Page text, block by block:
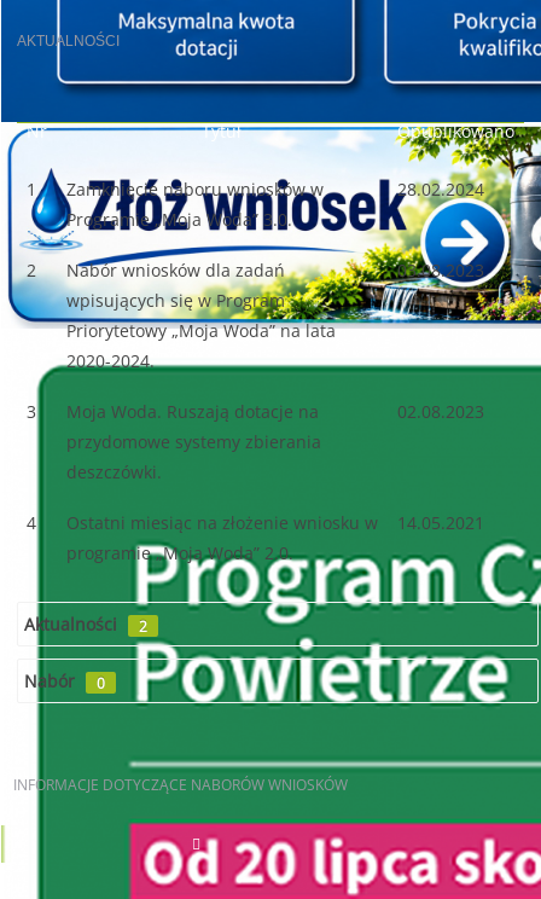
AKTUALNOŚCI
Nr Tytuł Opublikowano
1
Zamknięcie naboru wniosków w
Programie „Moja Woda” 3.0.
28.02.2024
2
Nabór wniosków dla zadań
wpisujących się w Program
Priorytetowy „Moja Woda” na lata
2020-2024.
03.08.2023
3
Moja Woda. Ruszają dotacje na
przydomowe systemy zbierania
deszczówki.
02.08.2023
4
Ostatni miesiąc na złożenie wniosku w
programie „Moja Woda” 2.0.
14.05.2021
Aktualności 2
Nabór 0
INFORMACJE DOTYCZĄCE NABORÓW WNIOSKÓW
AKTUALNE NABORY